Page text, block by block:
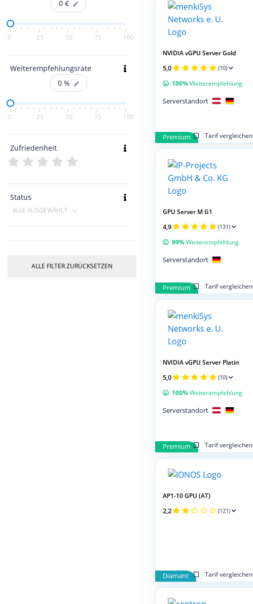
0 €
0 25 50 75 100
Weiterempfehlungsrate
0 %
0 25 50 75 100
Zufriedenheit
Status
ALLE AUSGEWÄHLT
ALLE FILTER ZURÜCKSETZEN
Premium
Tarif vergleichen
NVIDIA vGPU Server Gold
5,0 (10)
100%Weiterempfehlung
Serverstandort
Premium
Tarif vergleichen
GPU Server M G1
4,9 (131)
99%Weiterempfehlung
Serverstandort
Premium
Tarif vergleichen
NVIDIA vGPU Server Platin
5,0 (10)
100%Weiterempfehlung
Serverstandort
Diamant
Tarif vergleichen
AP1-10 GPU (AT)
2,2 (121)